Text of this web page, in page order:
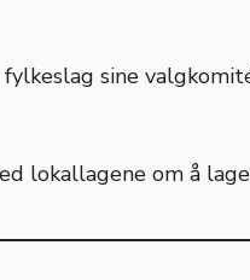
sine
lokallagene om å